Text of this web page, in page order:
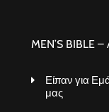
MEN’S
Είπαν για
μας